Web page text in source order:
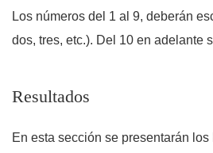
Los números del 1 al 9, deberán
dos, tres, etc.). Del 10 en adelante
Resultados
En esta sección se presentarán